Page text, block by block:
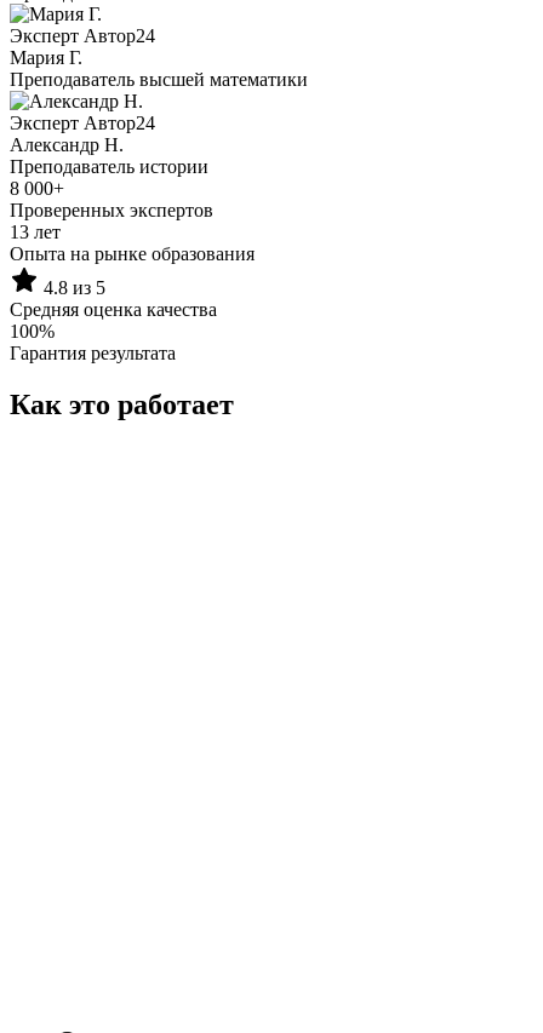
Эксперт Автор24
Мария Г.
Преподаватель высшей математики
Эксперт Автор24
Александр Н.
Преподаватель истории
8 000+
Проверенных экспертов
13 лет
Опыта на рынке образования
4.8 из 5
Средняя оценка качества
100%
Гарантия результата
Как это работает